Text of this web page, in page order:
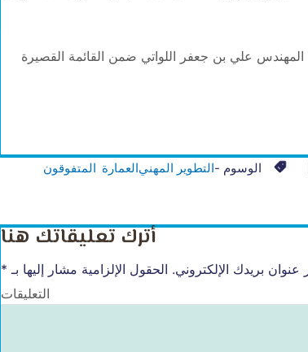
علي بن جعفر اللواتي ضمن القائمة القصيرة
الوسوم -التطوير المهنيالعمارة المتفوقون
أترك تعليقاتك هنا
بريدك الإلكتروني. الحقول الإلزامية مشار إليها بـ *
التعليقات